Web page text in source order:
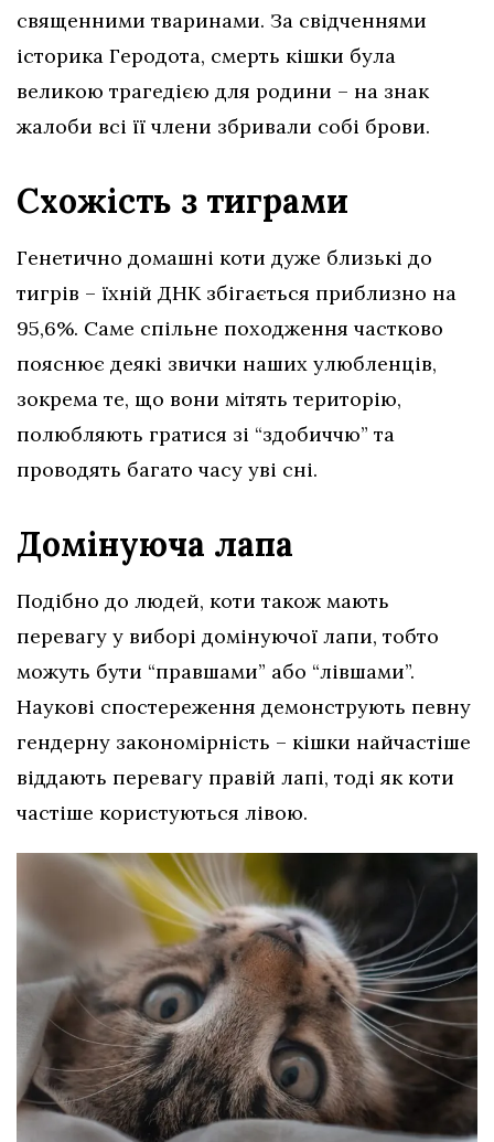
священними тваринами. За свідченнями
історика Геродота, смерть кішки була
великою трагедією для родини – на знак
жалоби всі її члени збривали собі брови.
Схожість з тиграми
Генетично домашні коти дуже близькі до
тигрів – їхній ДНК збігається приблизно на
95,6%. Саме спільне походження частково
пояснює деякі звички наших улюбленців,
зокрема те, що вони мітять територію,
полюбляють гратися зі “здобиччю” та
проводять багато часу уві сні.
Домінуюча лапа
Подібно до людей, коти також мають
перевагу у виборі домінуючої лапи, тобто
можуть бути “правшами” або “лівшами”.
Наукові спостереження демонструють певну
гендерну закономірність – кішки найчастіше
віддають перевагу правій лапі, тоді як коти
частіше користуються лівою.